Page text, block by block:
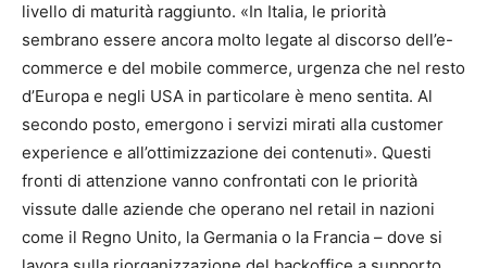
livello di maturità raggiunto. «In Italia, le priorità
sembrano essere ancora molto legate al discorso dell’e-
commerce e del mobile commerce, urgenza che nel resto
d’Europa e negli USA in particolare è meno sentita. Al
secondo posto, emergono i servizi mirati alla customer
experience e all’ottimizzazione dei contenuti». Questi
fronti di attenzione vanno confrontati con le priorità
vissute dalle aziende che operano nel retail in nazioni
come il Regno Unito, la Germania o la Francia – dove si